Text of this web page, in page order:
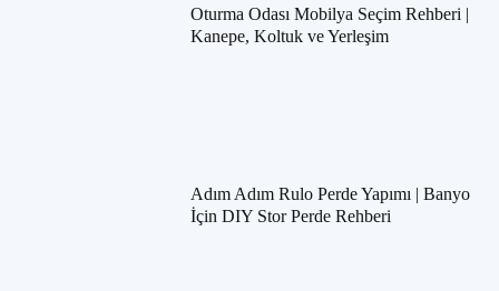
Oturma Odası Mobilya Seçim Rehberi |
Kanepe, Koltuk ve Yerleşim
Adım Adım Rulo Perde Yapımı | Banyo
İçin DIY Stor Perde Rehberi